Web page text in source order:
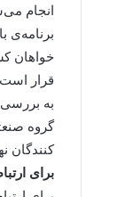
انجام
برنامه‌ی
خواهان
قرار است
به بررسی
گروه
کنندگان
برای